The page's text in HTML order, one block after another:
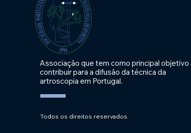
Associação que tem como principal objetivo
contribuir para a difusão da técnica da
artroscopia em Portugal.
Todos os direitos reservados.